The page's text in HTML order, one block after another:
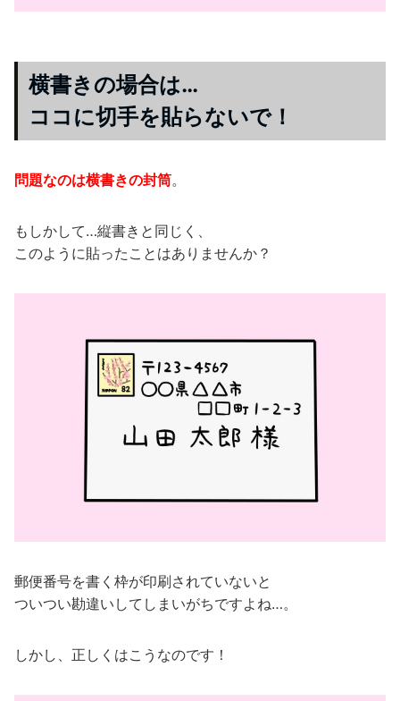
横書きの場合は…
ココに切手を貼らないで！
問題なのは横書きの封筒。
もしかして…縦書きと同じく、
このように貼ったことはありませんか？
郵便番号を書く枠が印刷されていないと
ついつい勘違いしてしまいがちですよね…。
しかし、正しくはこうなのです！